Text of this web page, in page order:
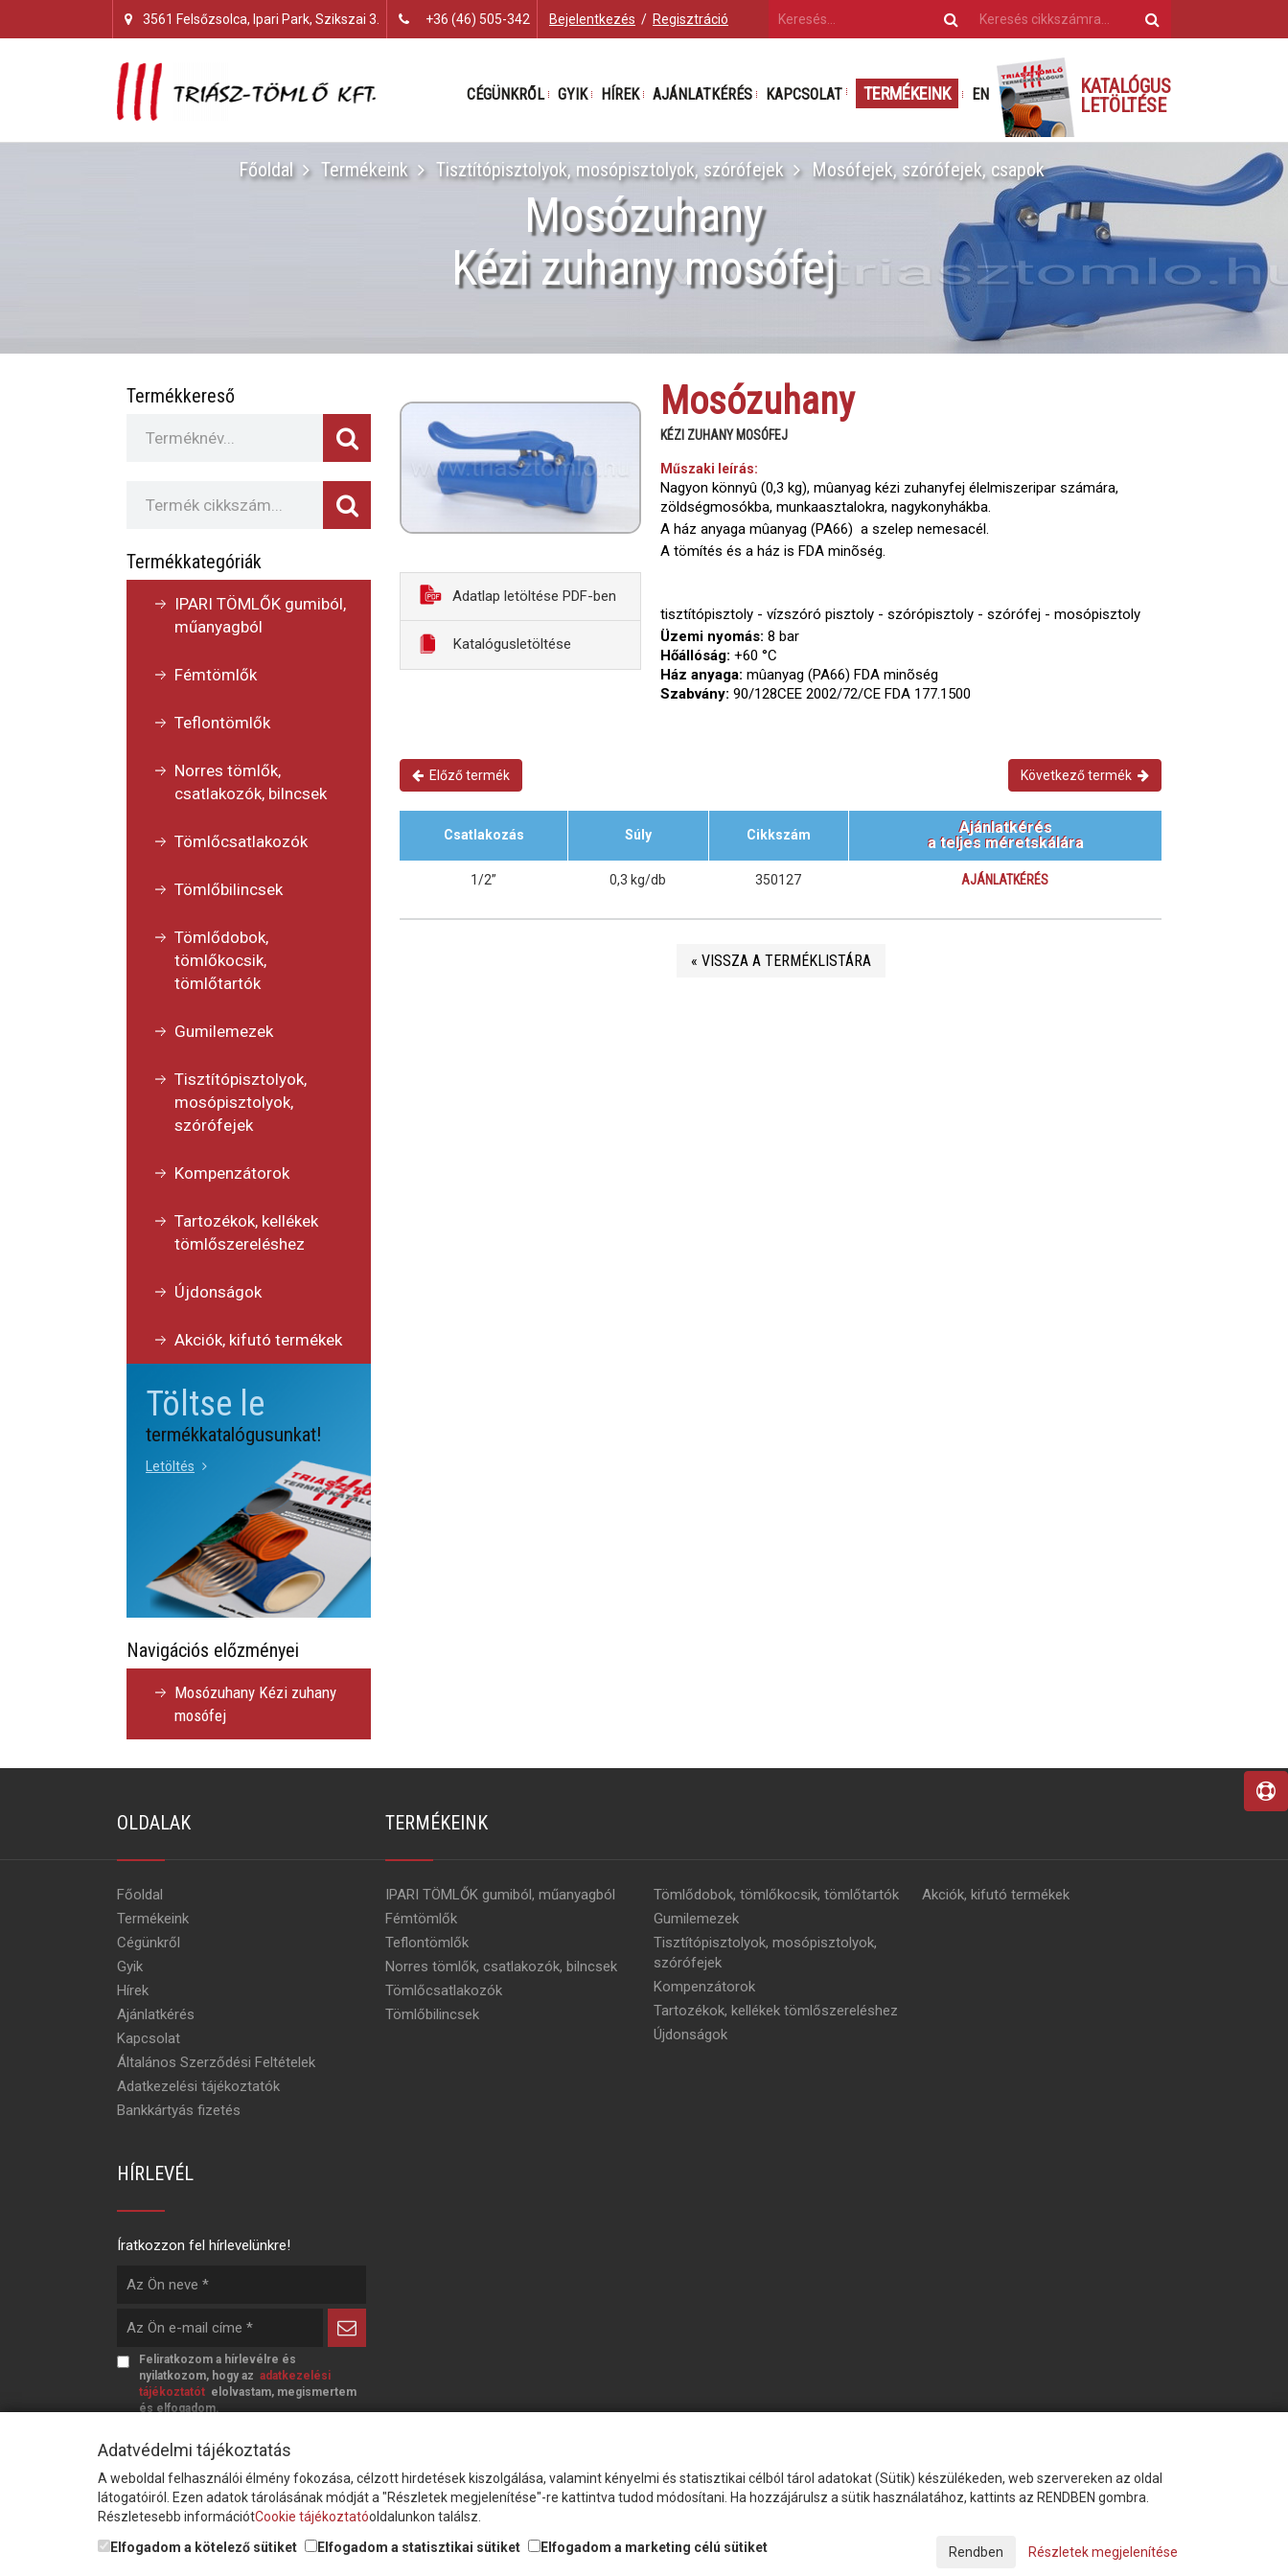
3561 Felsőzsolca, Ipari Park, Szikszai 3. +36 (46) 505-342 Bejelentkezés / Regisztráció
CÉGÜNKRŐL GYIK HÍREK AJÁNLATKÉRÉS KAPCSOLAT TERMÉKEINK EN
KATALÓGUS
LETÖLTÉSE
Főoldal Termékeink Tisztítópisztolyok, mosópisztolyok, szórófejek Mosófejek, szórófejek, csapok
Mosózuhany
Kézi zuhany mosófej
Termékkereső
Termékkategóriák
IPARI TÖMLŐK gumiból,
műanyagból
Fémtömlők
Teflontömlők
Norres tömlők,
csatlakozók, bilncsek
Tömlőcsatlakozók
Tömlőbilincsek
Tömlődobok,
tömlőkocsik,
tömlőtartók
Gumilemezek
Tisztítópisztolyok,
mosópisztolyok,
szórófejek
Kompenzátorok
Tartozékok, kellékek
tömlőszereléshez
Újdonságok
Akciók, kifutó termékek
Töltse le
termékkatalógusunkat!
Letöltés
Navigációs előzményei
Mosózuhany Kézi zuhany
mosófej
Adatlap letöltése PDF-ben
Katalógusletöltése
Mosózuhany
KÉZI ZUHANY MOSÓFEJ
Műszaki leírás:
Nagyon könnyû (0,3 kg), mûanyag kézi zuhanyfej élelmiszeripar számára,
zöldségmosókba, munkaasztalokra, nagykonyhákba.
A ház anyaga mûanyag (PA66) a szelep nemesacél.
A tömítés és a ház is FDA minõség.
tisztítópisztoly - vízszóró pisztoly - szórópisztoly - szórófej - mosópisztoly
Üzemi nyomás: 8 bar
Hőállóság: +60 °C
Ház anyaga: mûanyag (PA66) FDA minõség
Szabvány: 90/128CEE 2002/72/CE FDA 177.1500
Előző termék Következő termék
Csatlakozás Súly Cikkszám
Ajánlatkérés
a teljes méretskálára
1/2” 0,3 kg/db 350127 AJÁNLATKÉRÉS
« VISSZA A TERMÉKLISTÁRA
OLDALAK
Főoldal
Termékeink
Cégünkről
Gyik
Hírek
Ajánlatkérés
Kapcsolat
Általános Szerződési Feltételek
Adatkezelési tájékoztatók
Bankkártyás fizetés
TERMÉKEINK
IPARI TÖMLŐK gumiból, műanyagból
Fémtömlők
Teflontömlők
Norres tömlők, csatlakozók, bilncsek
Tömlőcsatlakozók
Tömlőbilincsek
Tömlődobok, tömlőkocsik, tömlőtartók
Gumilemezek
Tisztítópisztolyok, mosópisztolyok,
szórófejek
Kompenzátorok
Tartozékok, kellékek tömlőszereléshez
Újdonságok
Akciók, kifutó termékek
HÍRLEVÉL
Íratkozzon fel hírlevelünkre!
Feliratkozom a hírlevélre és
nyilatkozom, hogy azadatkezelési
tájékoztatót elolvastam, megismertem
és elfogadom.
© Copyright Triász-Tömlő Kft. | Minden jog
fenntartva!
Adatvédelmi tájékoztatás
A weboldal felhasználói élmény fokozása, célzott hirdetések kiszolgálása, valamint kényelmi és statisztikai célból tárol adatokat (Sütik) készülékeden, web szervereken az oldal
látogatóiról. Ezen adatok tárolásának módját a "Részletek megjelenítése"-re kattintva tudod módosítani. Ha hozzájárulsz a sütik használatához, kattints az RENDBEN gombra.
Részletesebb információtCookie tájékoztatóoldalunkon találsz.
Elfogadom a kötelező sütiket
Elfogadom a statisztikai sütiket Elfogadom a marketing célú sütiket Részletek megjelenítése